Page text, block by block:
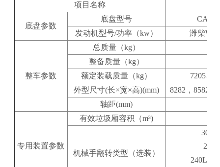
项目名称
底盘参数
底盘型号
发动机型号/功率（kw）
潍柴
整车参数
总质量（kg）
整备质量（kg）
额定装载质量（kg）
7205、
外型尺寸(长×宽×高)(mm)
8282，8582，
轴距(mm)
专用装置参数
有效垃圾厢容积（m³)
机械手翻转类型（选装）